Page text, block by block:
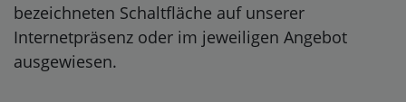
bezeichneten Schaltfläche auf unserer
Internetpräsenz oder im jeweiligen Angebot
ausgewiesen.